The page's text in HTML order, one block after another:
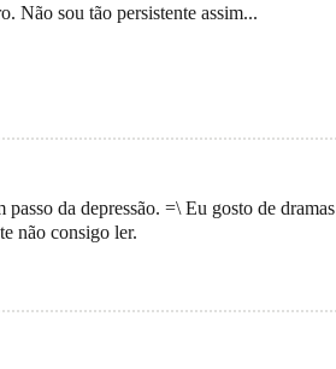
Não sou tão persistente assim...
da depressão. =\ Eu gosto de dramas
não consigo ler.